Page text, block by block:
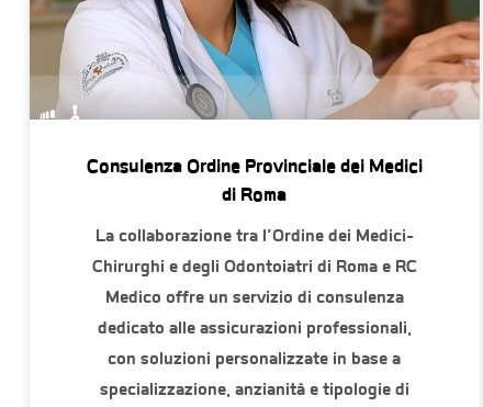
Consulenza Ordine Provinciale dei Medici
di Roma
La collaborazione tra l’Ordine dei Medici-
Chirurghi e degli Odontoiatri di Roma e RC
Medico offre un servizio di consulenza
dedicato alle assicurazioni professionali,
con soluzioni personalizzate in base a
specializzazione, anzianità e tipologie di